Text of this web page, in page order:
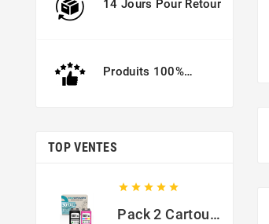
14 Jours Pour Retour
Produits 100%
TOP VENTES
    
Pack 2 Cartouches Compatible Avec HP 301 XL Noir Et Couleur